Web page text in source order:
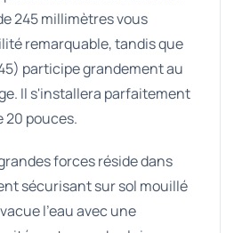
245 millimètres vous
remarquable, tandis que
participe grandement au
Il s'installera parfaitement
20 pouces.
forces réside dans
sécurisant sur sol mouillé
l'eau avec une